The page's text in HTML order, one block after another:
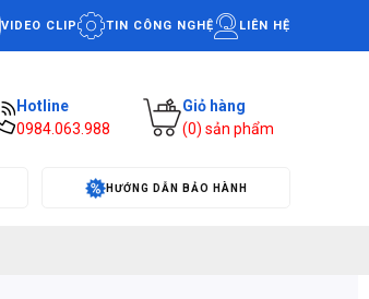
VIDEO CLIP TIN CÔNG NGHỆ LIÊN HỆ
Hotline
0984.063.988
Giỏ hàng
(0) sản phẩm
HƯỚNG DẪN BẢO HÀNH